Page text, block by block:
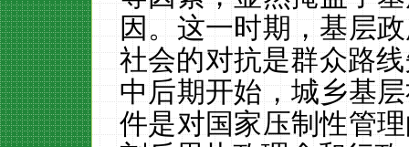
因。这一时期，基层
社会的对抗是群众路
中后期开始，城乡基
件是对国家压制性管